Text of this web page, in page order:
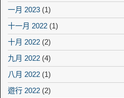
一月 2023 (1)
十一月 2022 (1)
十月 2022 (2)
九月 2022 (4)
八月 2022 (1)
遊行 2022 (2)